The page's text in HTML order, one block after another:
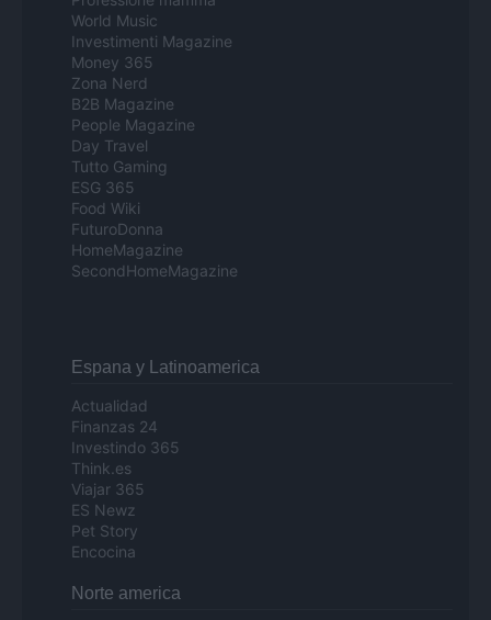
World Music
Investimenti Magazine
Money 365
Zona Nerd
B2B Magazine
People Magazine
Day Travel
Tutto Gaming
ESG 365
Food Wiki
FuturoDonna
HomeMagazine
SecondHomeMagazine
Espana y Latinoamerica
Actualidad
Finanzas 24
Investindo 365
Think.es
Viajar 365
ES Newz
Pet Story
Encocina
Norte america